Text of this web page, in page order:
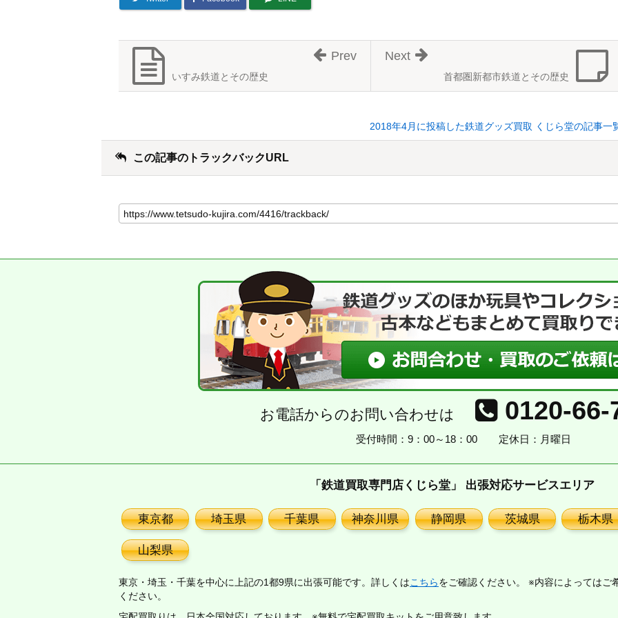
首都圏新都市鉄道とその歴史
Next
いすみ鉄道とその歴史
Prev
2018年4月に投稿した鉄道グッズ買取 くじら堂の記事一
この記事のトラックバックURL
お電話からのお問い合わせは 0120-66-
受付時間：9：00～18：00 定休日：月曜日
「鉄道買取専門店くじら堂」 出張対応サービスエリア
東京都 埼玉県 千葉県 神奈川県 静岡県 茨城県 栃木県
山梨県
東京・埼玉・千葉を中心に上記の1都9県に出張可能です。詳しくはこちらをご確認ください。 ※内容によってはご
ください。